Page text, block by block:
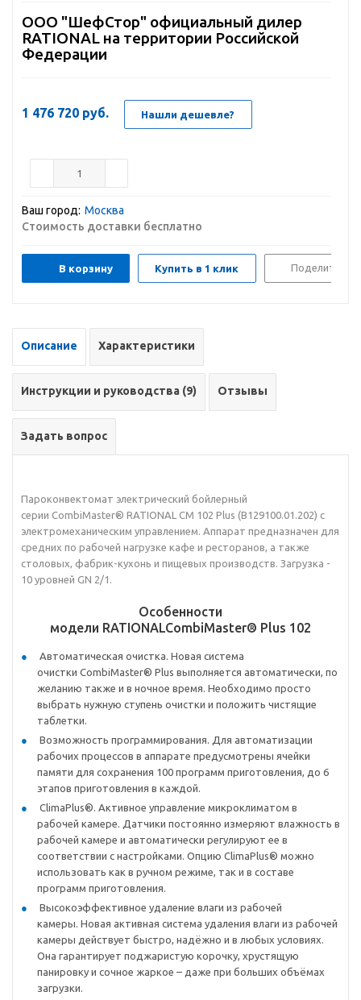
ООО "ШефСтор" официальный дилер
RATIONAL на территории Российской
Федерации
1 476 720 руб. Нашли дешевле?
Ваш город: Москва
Стоимость доставки бесплатно
В корзину Купить в 1 клик Поделиться
Описание Характеристики
Инструкции и руководства (9) Отзывы
Задать вопрос
Пароконвектомат электрический бойлерный
серии CombiMaster® RATIONAL CM 102 Plus (B129100.01.202) с
электромеханическим управлением. Аппарат предназначен для
средних по рабочей нагрузке кафе и ресторанов, а также
столовых, фабрик-кухонь и пищевых производств. Загрузка -
10 уровней GN 2/1.
Особенности
модели RATIONALCombiMaster® Plus 102
Автоматическая очистка. Новая система
очистки CombiMaster® Plus выполняется автоматически, по
желанию также и в ночное время. Необходимо просто
выбрать нужную ступень очистки и положить чистящие
таблетки.
Возможность программирования. Для автоматизации
рабочих процессов в аппарате предусмотрены ячейки
памяти для сохранения 100 программ приготовления, до 6
этапов приготовления в каждой.
ClimaPlus®. Активное управление микроклиматом в
рабочей камере. Датчики постоянно измеряют влажность в
рабочей камере и автоматически регулируют ее в
соответствии с настройками. Опцию ClimaPlus® можно
использовать как в ручном режиме, так и в составе
программ приготовления.
Высокоэффективное удаление влаги из рабочей
камеры. Новая активная система удаления влаги из рабочей
камеры действует быстро, надёжно и в любых условиях.
Она гарантирует поджаристую корочку, хрустящую
панировку и сочное жаркое – даже при больших объёмах
загрузки.